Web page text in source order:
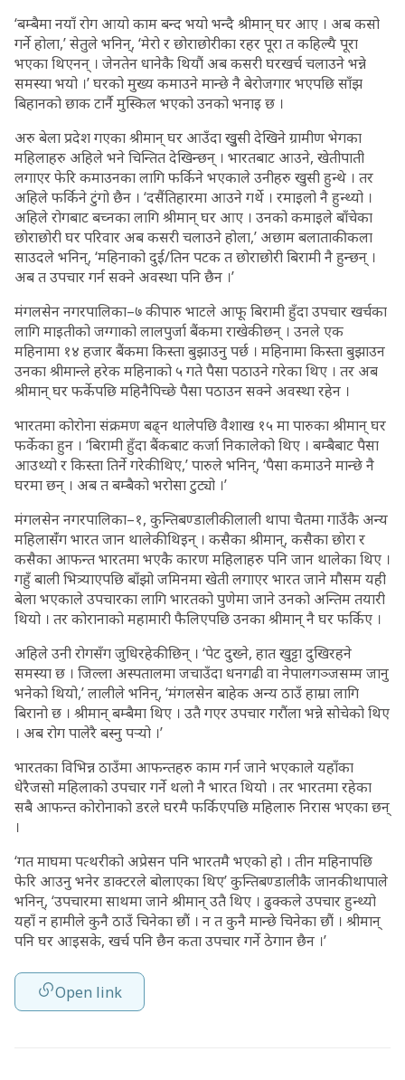
‘बम्बैमा नयाँ रोग आयो काम बन्द भयो भन्दै श्रीमान् घर आए । अब कसो
गर्ने होला,’ सेतुले भनिन्, ‘मेरो र छोराछोरीका रहर पूरा त कहिल्यै पूरा
भएका थिएनन् । जेनतेन धानेकै थियौं अब कसरी घरखर्च चलाउने भन्ने
समस्या भयो ।’ घरको मुख्य कमाउने मान्छे नै बेरोजगार भएपछि साँझ
बिहानको छाक टार्नै मुस्किल भएको उनको भनाइ छ ।
अरु बेला प्रदेश गएका श्रीमान् घर आउँदा खुुसी देखिने ग्रामीण भेगका
महिलाहरु अहिले भने चिन्तित देखिन्छन् । भारतबाट आउने, खेतीपाती
लगाएर फेरि कमाउनका लागि फर्किने भएकाले उनीहरु खुसी हुन्थे । तर
अहिले फर्किने टुंगो छैन । ‘दसैंतिहारमा आउने गर्थे । रमाइलो नै हुन्थ्यो ।
अहिले रोगबाट बच्नका लागि श्रीमान् घर आए । उनको कमाइले बाँचेका
छोराछोरी घर परिवार अब कसरी चलाउने होला,’ अछाम बलाताकी कला
साउदले भनिन्, ‘महिनाको दुई/तिन पटक त छोराछोरी बिरामी नै हुन्छन् ।
अब त उपचार गर्न सक्ने अवस्था पनि छैन ।’
मंगलसेन नगरपालिका–७ की पारु भाटले आफू बिरामी हुँदा उपचार खर्चका
लागि माइतीको जग्गाको लालपुर्जा बैंकमा राखेकी छन् । उनले एक
महिनामा १४ हजार बैंकमा किस्ता बुझाउनु पर्छ । महिनामा किस्ता बुझाउन
उनका श्रीमान्ले हरेक महिनाको ५ गते पैसा पठाउने गरेका थिए । तर अब
श्रीमान् घर फर्केपछि महिनैपिच्छे पैसा पठाउन सक्ने अवस्था रहेन ।
भारतमा कोरोना संक्रमण बढ्न थालेपछि वैशाख १५ मा पारुका श्रीमान् घर
फर्केका हुन । ‘बिरामी हुँदा बैंकबाट कर्जा निकालेको थिए । बम्बैबाट पैसा
आउथ्यो र किस्ता तिर्ने गरेकी थिए,’ पारुले भनिन्, ‘पैसा कमाउने मान्छे नै
घरमा छन् । अब त बम्बैको भरोसा टुट्यो ।’
मंगलसेन नगरपालिका–१, कुन्तिबण्डालीकी लाली थापा चैतमा गाउँकै अन्य
महिलासंँग भारत जान थालेकी थिइन् । कसैका श्रीमान्, कसैका छोरा र
कसैका आफन्त भारतमा भएकै कारण महिलाहरु पनि जान थालेका थिए ।
गहुँ बाली भित्र्याएपछि बाँझो जमिनमा खेती लगाएर भारत जाने मौसम यही
बेला भएकाले उपचारका लागि भारतको पुणेमा जाने उनको अन्तिम तयारी
थियो । तर कोरानाको महामारी फैलिएपछि उनका श्रीमान् नै घर फर्किए ।
अहिले उनी रोगसँग जुधिरहेकी छिन् । ‘पेट दुख्ने, हात खुट्टा दुखिरहने
समस्या छ । जिल्ला अस्पतालमा जचाउँदा धनगढी वा नेपालगञ्जसम्म जानु
भनेको थियो,’ लालीले भनिन्, ‘मंगलसेन बाहेक अन्य ठाउँ हाम्रा लागि
बिरानो छ । श्रीमान् बम्बैमा थिए । उतै गएर उपचार गरौंला भन्ने सोचेको थिए
। अब रोग पालेरै बस्नु पर्‍यो ।’
भारतका विभिन्न ठाउँमा आफन्तहरु काम गर्न जाने भएकाले यहाँका
धेरैजसो महिलाको उपचार गर्ने थलो नै भारत थियो । तर भारतमा रहेका
सबै आफन्त कोरोनाको डरले घरमै फर्किएपछि महिलारु निरास भएका छन्
।
‘गत माघमा पत्थरीको अप्रेसन पनि भारतमै भएको हो । तीन महिनापछि
फेरि आउनु भनेर डाक्टरले बोलाएका थिए’ कुन्तिबण्डालीकै जानकी थापाले
भनिन्, ‘उपचारमा साथमा जाने श्रीमान् उतै थिए । ढुक्कले उपचार हुन्थ्यो
यहाँ न हामीले कुनै ठाउँ चिनेका छौं । न त कुनै मान्छे चिनेका छौं । श्रीमान्
पनि घर आइसके, खर्च पनि छैन कता उपचार गर्ने ठेगान छैन ।’
Open link